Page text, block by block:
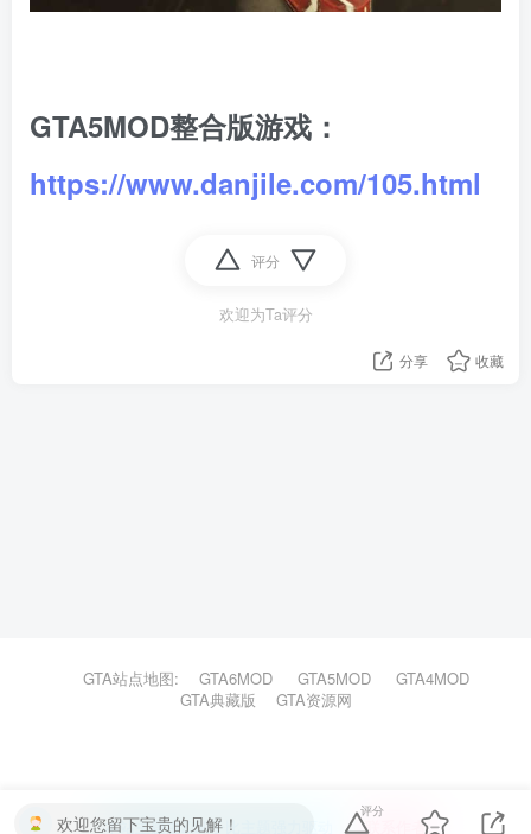
GTA5MOD整合版游戏：
https://www.danjile.com/105.html
评分
欢迎为Ta评分
分享 收藏
GTA站点地图: GTA6MOD GTA5MOD
GTA4MOD
GTA典藏版
GTA资源网
欢迎您留下宝贵的见解！
评分
本站主题由Zibll子比主题强力驱动 联系作者